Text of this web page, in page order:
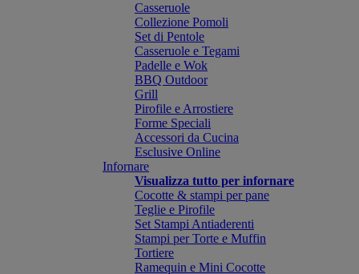
Casseruole
Collezione Pomoli
Set di Pentole
Casseruole e Tegami
Padelle e Wok
BBQ Outdoor
Grill
Pirofile e Arrostiere
Forme Speciali
Accessori da Cucina
Esclusive Online
Infornare
Visualizza tutto per infornare
Cocotte & stampi per pane
Teglie e Pirofile
Set Stampi Antiaderenti
Stampi per Torte e Muffin
Tortiere
Ramequin e Mini Cocotte